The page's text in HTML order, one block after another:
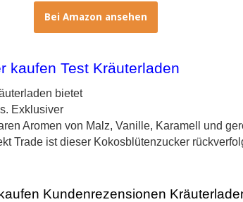
Bei Amazon ansehen
kaufen Test Kräuterladen
bietet
Exklusiver
Aromen von Malz, Vanille, Karamell und
Trade ist dieser Kokosblütenzucker
Kundenrezensionen